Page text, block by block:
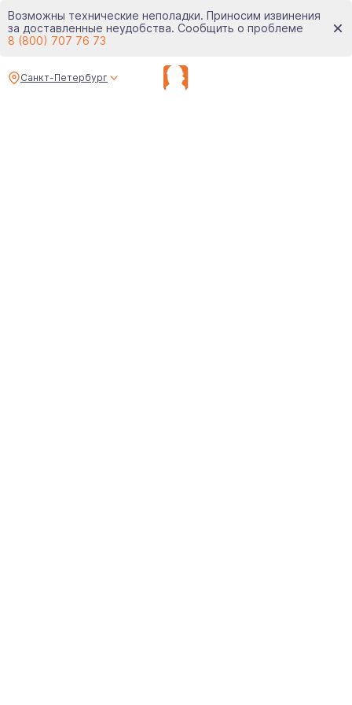
Возможны технические неполадки. Приносим извинения
за доставленные неудобства. Сообщить о проблеме
8 (800) 707 76 73
Санкт-Петербург